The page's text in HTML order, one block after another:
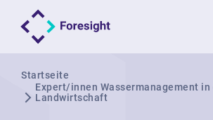
Startseite
Expert/innen Wassermanagement in
Landwirtschaft